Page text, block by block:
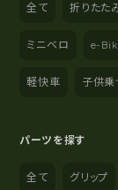
全て 折りたた
ミニベロ e-
軽快車 子供
パーツを探す
全て グリップ